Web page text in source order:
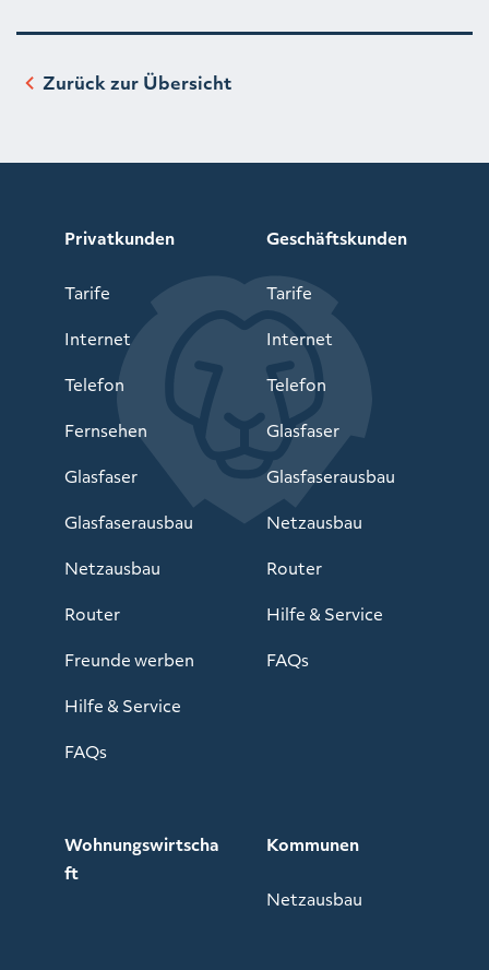
Zurück zur Übersicht
Privatkunden
Tarife
Internet
Telefon
Fernsehen
Glasfaser
Glasfaserausbau
Netzausbau
Router
Freunde werben
Hilfe & Service
FAQs
Geschäftskunden
Tarife
Internet
Telefon
Glasfaser
Glasfaserausbau
Netzausbau
Router
Hilfe & Service
FAQs
Wohnungswirtscha
ft
Kommunen
Netzausbau